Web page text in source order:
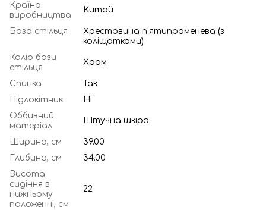
Країна
виробництва
Китай
База стільця
Хрестовина п'ятипроменева (з
коліщатками)
Колір бази
стільця
Хром
Спинка
Так
Підлокітник
Ні
Оббивний
матеріал
Штучна шкіра
Ширина, см
39.00
Глибина, см
34.00
Висота
сидіння в
нижньому
положенні, см
22